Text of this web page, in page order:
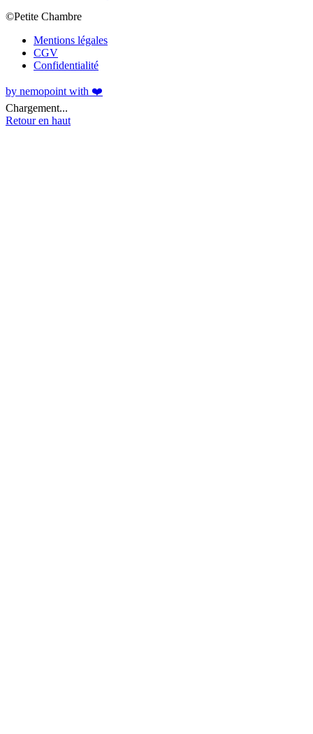
©Petite Chambre
Mentions légales
CGV
Confidentialité
by nemopoint with ❤️
Chargement...
Retour en haut